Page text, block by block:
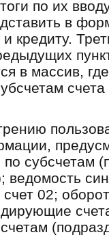
по их
в
кредиту.
в массив,
субсчетам
ведомость
02;